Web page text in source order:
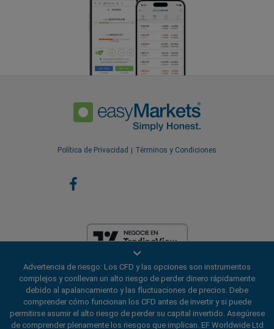
Política de Privacidad Términos y Condiciones
EF Worldwide Ltd está licenciada en las Islas Vírgenes Británicas por la
Comisión de Servicios Financieros (Número de Licencia
SIBA/L/20/1135). easyMarkets es un nombre comercial de EF
Worldwide Ltd, número de registro: 2031075. Este sitio web es operado
por EF Worldwide Limited (parte del grupo Blue Capital Markets). Este
sitio web no está dirigido a residentes de Japón e India.
Advertencia de riesgo: Los CFD y las opciones son instrumentos
complejos y conllevan un alto riesgo de perder dinero rápidamente
debido al apalancamiento y las fluctuaciones de precios. Debe
comprender cómo funcionan los CFD antes de invertir y si puede
permitirse asumir el alto riesgo de perder su capital invertido. Asegúrese
de comprender plenamente los riesgos que implican. EF Worldwide Ltd